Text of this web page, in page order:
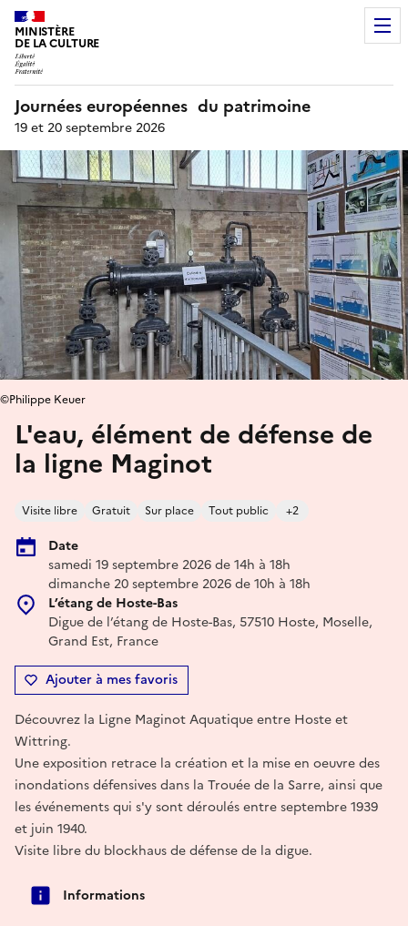
MINISTÈRE
DE LA CULTURE
Journées européennes du patrimoine
19 et 20 septembre 2026
L'eau, élément de défense de
la ligne Maginot
Visite libre Gratuit Sur place Tout public +2
Date
samedi 19 septembre 2026 de 14h à 18h
dimanche 20 septembre 2026 de 10h à 18h
L’étang de Hoste-Bas
Digue de l’étang de Hoste-Bas, 57510 Hoste, Moselle,
Grand Est, France
Ajouter à mes favoris
©Philippe Keuer
Découvrez la Ligne Maginot Aquatique entre Hoste et
Wittring.
Une exposition retrace la création et la mise en oeuvre des
inondations défensives dans la Trouée de la Sarre, ainsi que
les événements qui s'y sont déroulés entre septembre 1939
et juin 1940.
Visite libre du blockhaus de défense de la digue.
Informations